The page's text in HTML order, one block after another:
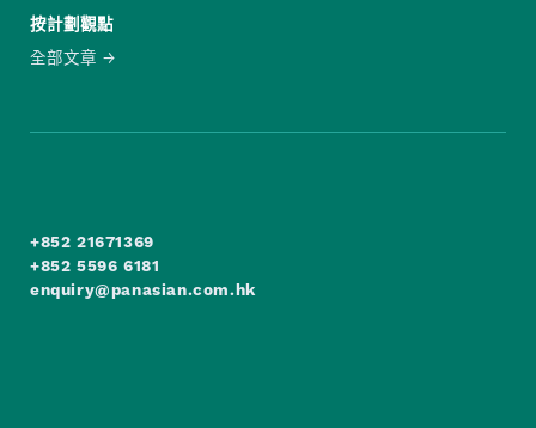
按計劃觀點
全部文章
+852 21671369
+852 5596 6181
enquiry@panasian.com.hk